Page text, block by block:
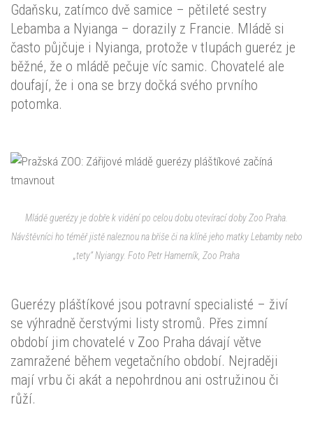
Gdaňsku, zatímco dvě samice – pětileté sestry
Lebamba a Nyianga – dorazily z Francie. Mládě si
často půjčuje i Nyianga, protože v tlupách gueréz je
běžné, že o mládě pečuje víc samic. Chovatelé ale
doufají, že i ona se brzy dočká svého prvního
potomka.
Mládě guerézy je dobře k vidění po celou dobu otevírací doby Zoo Praha.
Návštěvníci ho téměř jistě naleznou na břiše či na klíně jeho matky Lebamby nebo
„tety“ Nyiangy. Foto Petr Hamerník, Zoo Praha
Guerézy pláštíkové jsou potravní specialisté – živí
se výhradně čerstvými listy stromů. Přes zimní
období jim chovatelé v Zoo Praha dávají větve
zamražené během vegetačního období. Nejraději
mají vrbu či akát a nepohrdnou ani ostružinou či
růží.